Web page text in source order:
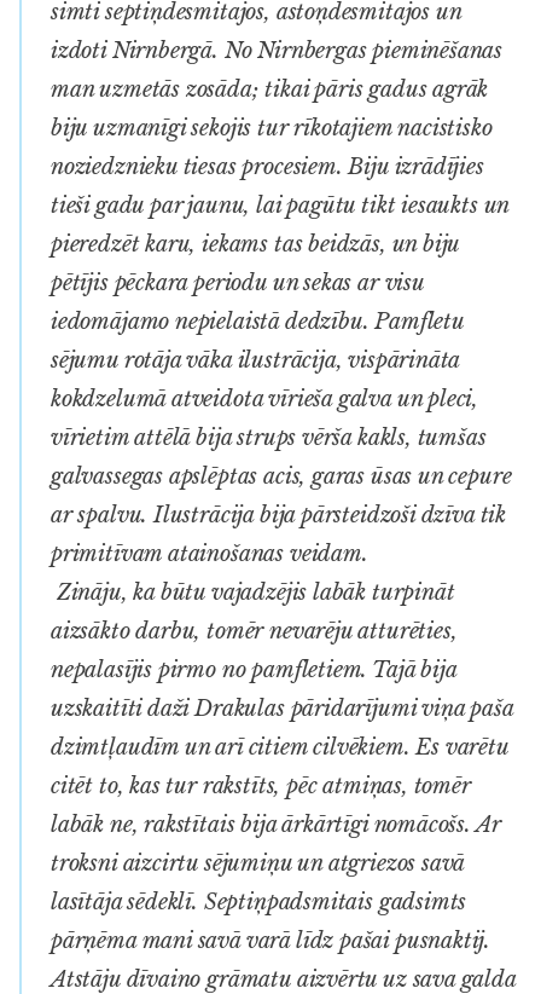
simti septiņdesmitajos, astoņdesmitajos un
izdoti Nirnbergā. No Nirnbergas pieminēšanas
man uzmetās zosāda; tikai pāris gadus agrāk
biju uzmanīgi sekojis tur rīkotajiem nacistisko
noziedznieku tiesas procesiem. Biju izrādījies
tieši gadu par jaunu, lai pagūtu tikt iesaukts un
pieredzēt karu, iekams tas beidzās, un biju
pētījis pēckara periodu un sekas ar visu
iedomājamo nepielaistā dedzību. Pamfletu
sējumu rotāja vāka ilustrācija, vispārināta
kokdzelumā atveidota vīrieša galva un pleci,
vīrietim attēlā bija strups vērša kakls, tumšas
galvassegas apslēptas acis, garas ūsas un cepure
ar spalvu. Ilustrācija bija pārsteidzoši dzīva tik
primitīvam atainošanas veidam.
Zināju, ka būtu vajadzējis labāk turpināt
aizsākto darbu, tomēr nevarēju atturēties,
nepalasījis pirmo no pamfletiem. Tajā bija
uzskaitīti daži Drakulas pāridarījumi viņa paša
dzimtļaudīm un arī citiem cilvēkiem. Es varētu
citēt to, kas tur rakstīts, pēc atmiņas, tomēr
labāk ne, rakstītais bija ārkārtīgi nomācošs. Ar
troksni aizcirtu sējumiņu un atgriezos savā
lasītāja sēdeklī. Septiņpadsmitais gadsimts
pārņēma mani savā varā līdz pašai pusnaktij.
Atstāju dīvaino grāmatu aizvērtu uz sava galda